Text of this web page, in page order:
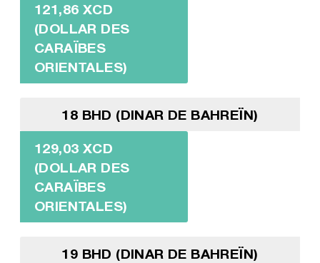
121,86 XCD
(DOLLAR DES
CARAÏBES
ORIENTALES)
18 BHD (DINAR DE BAHREÏN)
129,03 XCD
(DOLLAR DES
CARAÏBES
ORIENTALES)
19 BHD (DINAR DE BAHREÏN)